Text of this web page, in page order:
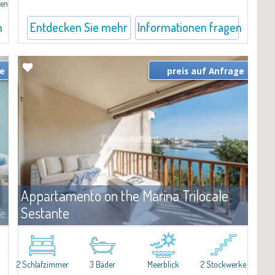
Entdecken Sie mehr Informationen fragen
Appartamento on the Marina Trilocale
Sestante
Porto Cervo Miete
Exclusive seafront apartment on two levels, in the heart of Porto
Cervo Marina.Located within Il Sestante, a prestigious residential
complex set in a beautifully maintained communal park, this
preis auf Anfrage
2 Schlafzimmer 3 Bäder Meerblick 2 Stockwerke